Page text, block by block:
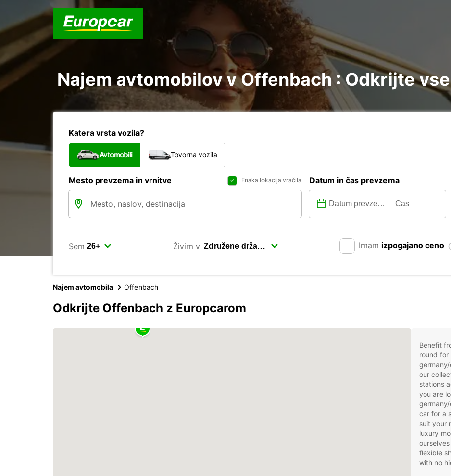
Najem avtomobilov v Offenbach : Odkrijte
Katera vrsta vozila?
Avtomobili Tovorna vozila
Mesto prevzema in vrnitve Enaka lokacija vračila Datum in čas prevzema
Sem Živim v Imam izpogajano ceno
Najem avtomobila Offenbach
Odkrijte Offenbach z Europcarom
Benefit
round for
our
stations
you are
car for a
suit your
luxury
flexible
with no